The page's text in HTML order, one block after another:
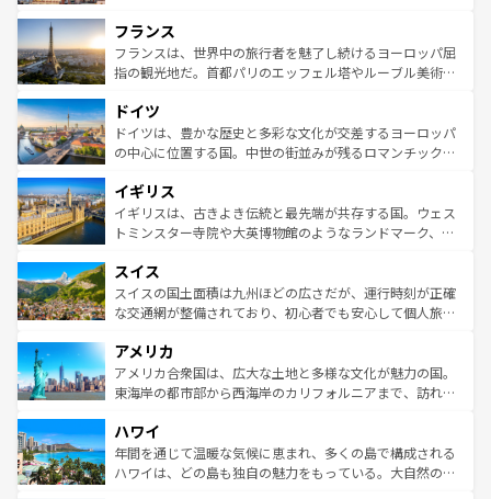
ませてくれるイタリアで、忘れられない旅をしてみよう！
なお、新着のイタリア情報はコンテンツ一覧 を参照してほ
しい。
文化が根付くこの国では、情熱的なフラメンコ、熱気あふ
れる闘牛、そして美味しいタパスが生活の一部となってい
る。首都マドリードの洗練された雰囲気や、バルセロナの
の城塞都市、穏やかなビーチリゾートまで多彩な表情を見
せる。地方によって風土や気候が異なるスペインはその個
性で訪れる人を魅了する。 なお、新着のスペイン情報はコ
フランス
フランスは、世界中の旅行者を魅了し続けるヨーロッパ屈
指の観光地だ。首都パリのエッフェル塔やルーブル美術館
で、幅広い魅力が詰まっている。華麗な宮殿、歴史的な大
聖堂、美しいビーチ、そして豊かな自然が、訪れる者を心
から魅了する。また、フランスは美食の国としても知ら
いる。シャンパンの発祥地であるランス、プロヴァンスの
香り高いラベンダー畑など、多彩な楽しみ方が可能だ。さ
らに、パリ以外の地域にも魅力が溢れており、どの街角に
れる地方に足を運ぶとそれぞれで全く異なる文化を体験で
きるだろう。 なお、新着のフランス情報はコンテンツ一覧
を参照してほしい。
ドイツ
ドイツは、豊かな歴史と多彩な文化が交差するヨーロッパ
の中心に位置する国。中世の街並みが残るロマンチック街
顔を持つこの国は、どこを歩いても飽きることがない。ベ
ルリンの文化的活気、バイエルン州のアルプスの絶景、そ
してライン川沿いのワイン畑といった風景は必見。ビール
は、お酒好きな人にはぜひ体験してほしい。 なお、新着の
ドイツ情報はコンテンツ一覧を参照してほしい。
イギリス
イギリスは、古きよき伝統と最先端が共存する国。ウェス
トミンスター寺院や大英博物館のようなランドマーク、歴
リアごとに異なる魅力がある。また、優雅なアフタヌーン
ティー、ビール好きにはたまらない英国パブ、サッカー観
戦など、本場だからこそできる体験も豊富。イギリスを旅
ンツ一覧を参照してほしい。
スイス
スイスの国土面積は九州ほどの広さだが、運行時刻が正確
な交通網が整備されており、初心者でも安心して個人旅行
の建物がそのまま残る町や、スイスならではのユニークな
博物館もあり、アルプス観光だけでなく町歩きも満喫する
ことができる。国民の所得が高いため物価も高いが、旅行
ば市内交通費無料で観光を楽しむこともできる。 なお、新
着のスイス情報はコンテンツ一覧 を参照してほしい。
アメリカ
アメリカ合衆国は、広大な土地と多様な文化が魅力の国。
東海岸の都市部から西海岸のカリフォルニアまで、訪れる
のような巨大都市は、観光、ショッピング、エンターテイ
ンメントが詰まった刺激的なスポットだ。一方、アメリカ
西部には大自然が広がり、グランドキャニオンやイエロー
ハワイ
年間を通じて温暖な気候に恵まれ、多くの島で構成される
ハワイは、どの島も独自の魅力をもっている。大自然の神